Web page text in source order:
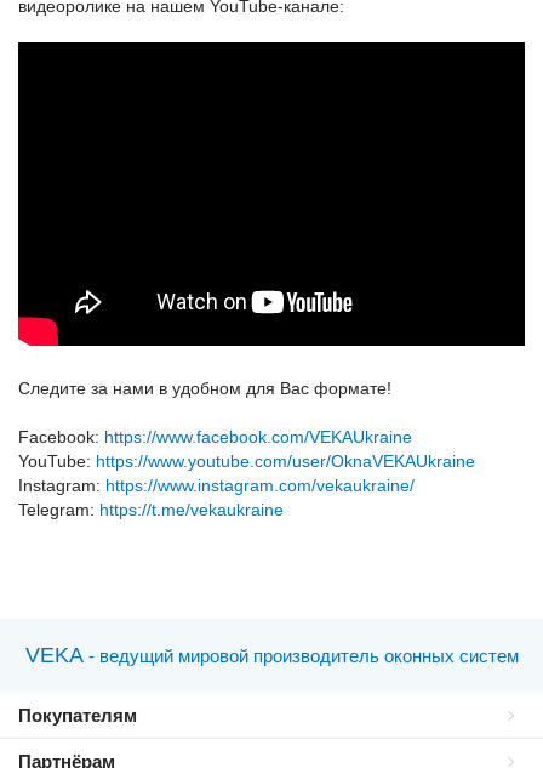
видеоролике на нашем YouTube-канале:
Следите за нами в удобном для Вас формате!
Facebook: https://www.facebook.com/VEKAUkraine
YouTube: https://www.youtube.com/user/OknaVEKAUkraine
Instagram: https://www.instagram.com/vekaukraine/
Telegram: https://t.me/vekaukraine
VEKA - ведущий мировой производитель оконных систем
Покупателям
Партнёрам